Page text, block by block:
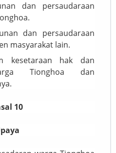
dan persaudaraan
dan persaudaraan
masyarakat lain.
kesetaraan hak dan
Tionghoa dan
10